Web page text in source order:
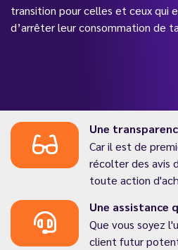
transition pour celles et ceux qui
d’arrêter leur consommation de
Une
Car il est de
récolter des avis
toute action
Une assistance
Que vous soyez
client futur